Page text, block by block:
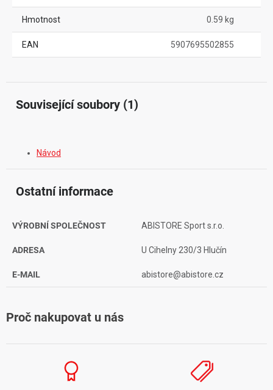
Hmotnost 0.59 kg
EAN 5907695502855
Související soubory (1)
Návod
Ostatní informace
VÝROBNÍ SPOLEČNOST ABISTORE Sport s.r.o.
ADRESA U Cihelny 230/3 Hlučín
E-MAIL abistore@abistore.cz
Proč nakupovat u nás